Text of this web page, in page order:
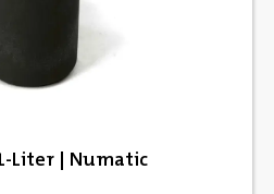
Liter | Numatic